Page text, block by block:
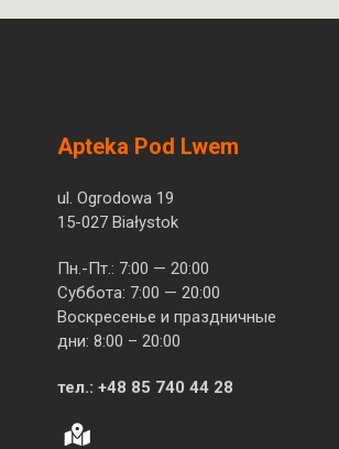
Apteka Pod Lwem
ul. Ogrodowa 19
15-027 Białystok
Пн.-Пт.: 7:00 — 20:00
Суббота: 7:00 — 20:00
Воскресенье и праздничные
дни: 8:00 – 20:00
тел.: +48 85 740 44 28